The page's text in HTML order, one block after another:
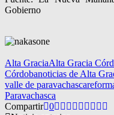
Gobierno
Alta GraciaAlta Gracia
Córdobanoticias de Alta
valle de paravachasca
Paravachasca
Compartir 0